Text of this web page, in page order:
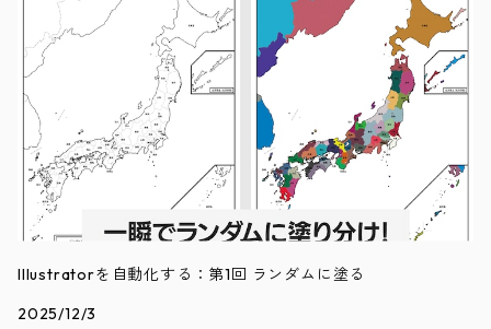
Illustratorを自動化する：第1回 ランダムに塗る
2025/12/3